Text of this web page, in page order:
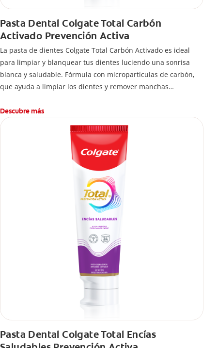
Pasta Dental Colgate Total Carbón
Activado Prevención Activa
La pasta de dientes Colgate Total Carbón Activado es ideal
para limpiar y blanquear tus dientes luciendo una sonrisa
blanca y saludable. Fórmula con micropartículas de carbón,
que ayuda a limpiar los dientes y remover manchas
¿Qué hace el carbón activado en una pasta dental y por qué
se usa para ayudar a remover manchas superficiales?
También encontrarás cómo incluirla en tu rutina, en casa o de
viaje, con tips de cepillado para una sonrisa sana.
Descubre más
Pasta Dental Colgate Total Encías